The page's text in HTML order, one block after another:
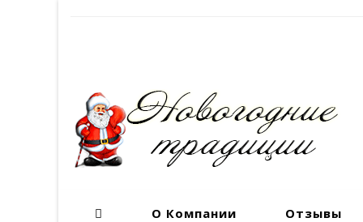
О Компании Отзывы